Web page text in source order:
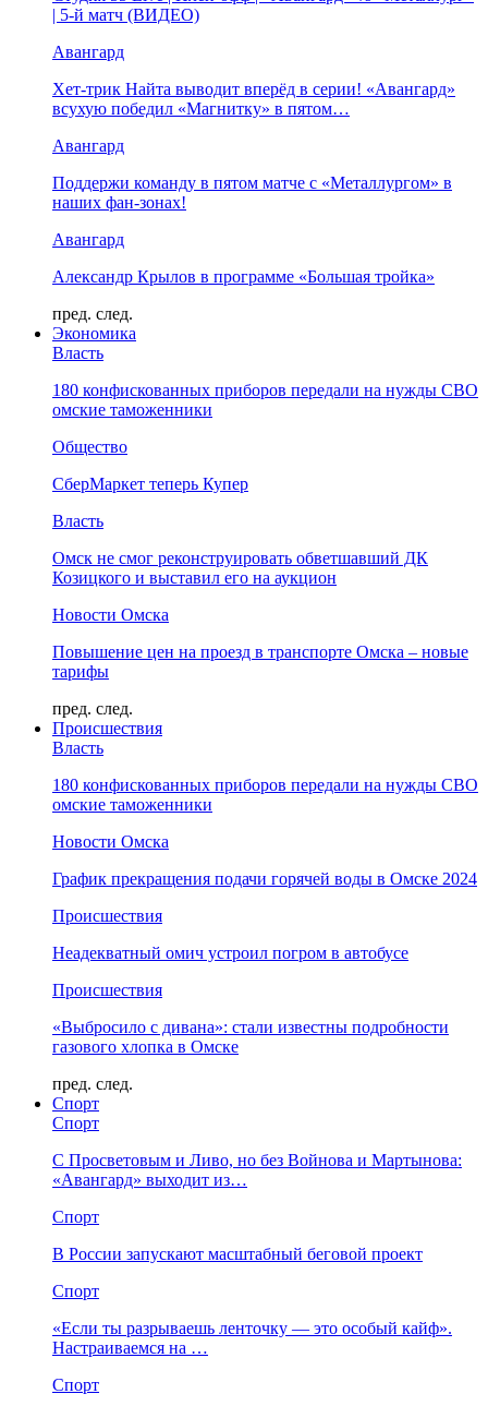
| 5-й матч (ВИДЕО)
Авангард
Хет-трик Найта выводит вперёд в серии! «Авангард»
всухую победил «Магнитку» в пятом…
Авангард
Поддержи команду в пятом матче с «Металлургом» в
наших фан-зонах!
Авангард
Александр Крылов в программе «Большая тройка»
пред. след.
Экономика
Власть
180 конфискованных приборов передали на нужды СВО
омские таможенники
Общество
СберМаркет теперь Купер
Власть
Омск не смог реконструировать обветшавший ДК
Козицкого и выставил его на аукцион
Новости Омска
Повышение цен на проезд в транспорте Омска – новые
тарифы
пред. след.
Происшествия
Власть
180 конфискованных приборов передали на нужды СВО
омские таможенники
Новости Омска
График прекращения подачи горячей воды в Омске 2024
Происшествия
Неадекватный омич устроил погром в автобусе
Происшествия
«Выбросило с дивана»: стали известны подробности
газового хлопка в Омске
пред. след.
Спорт
Спорт
С Просветовым и Ливо, но без Войнова и Мартынова:
«Авангард» выходит из…
Спорт
В России запускают масштабный беговой проект
Спорт
«Если ты разрываешь ленточку — это особый кайф».
Настраиваемся на …
Спорт